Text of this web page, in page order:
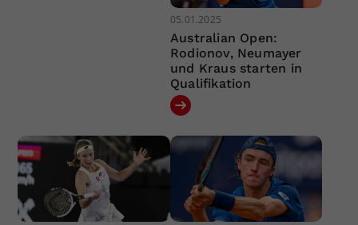
05.01.2025
Australian Open:
Rodionov, Neumayer
und Kraus starten in
Qualifikation